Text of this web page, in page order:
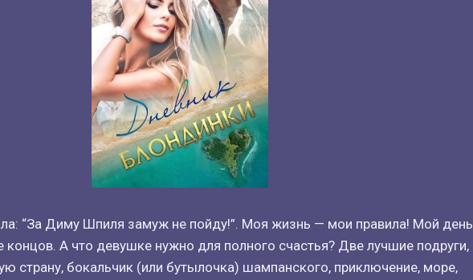
“За Диму Шпиля замуж не пойду!”. Моя жизнь — мои правила! Мой день
концов. А что девушке нужно для полного счастья? Две лучшие подруги,
страну, бокальчик (или бутылочка) шампанского, приключение, море,